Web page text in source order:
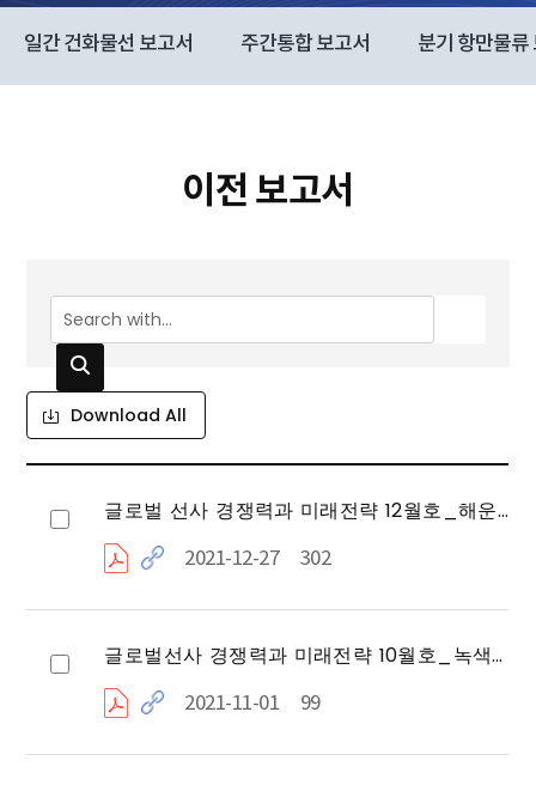
일간 건화물선 보고서 주간통합 보고서 분기 항만물류
이전 보고서
Download All
글로벌 선사 경쟁력과 미래전략 12월호_해운 패러다임 전환의 선두주자 'Maersk Line'
2021-12-27 302
글로벌선사 경쟁력과 미래전략 10월호_녹색해운을 주도하는 조선기자재 업체, 'Wartsila(바르질라)'
2021-11-01 99